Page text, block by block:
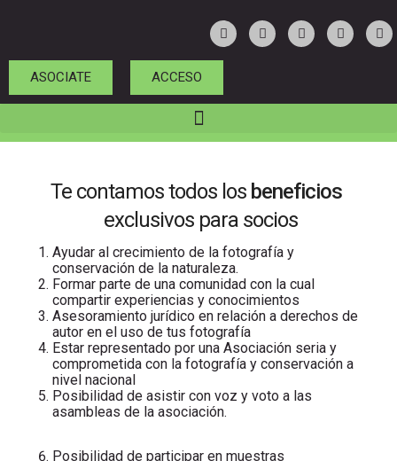
ASOCIATE ACCESO
Te contamos todos los beneficios
exclusivos para socios
Ayudar al crecimiento de la fotografía y
conservación de la naturaleza.
Formar parte de una comunidad con la cual
compartir experiencias y conocimientos
Asesoramiento jurídico en relación a derechos de
autor en el uso de tus fotografía
Estar representado por una Asociación seria y
comprometida con la fotografía y conservación a
nivel nacional
Posibilidad de asistir con voz y voto a las
asambleas de la asociación.
Posibilidad de participar en muestras